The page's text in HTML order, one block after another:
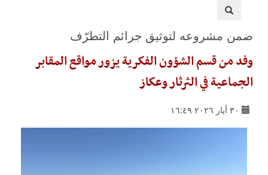
ضمن مشروعه لتوثيق جرائم التطرّف
وفد من قسم الشؤون الفكرية يزور مواقع المقابر
الجماعية في الثرثار وعكاز
٣٠ أيار ٢٠٢٦ ١٦:٤٩